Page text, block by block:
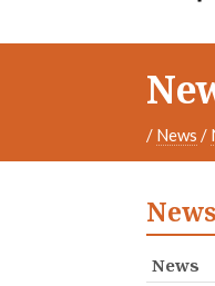
/ News /
News
News